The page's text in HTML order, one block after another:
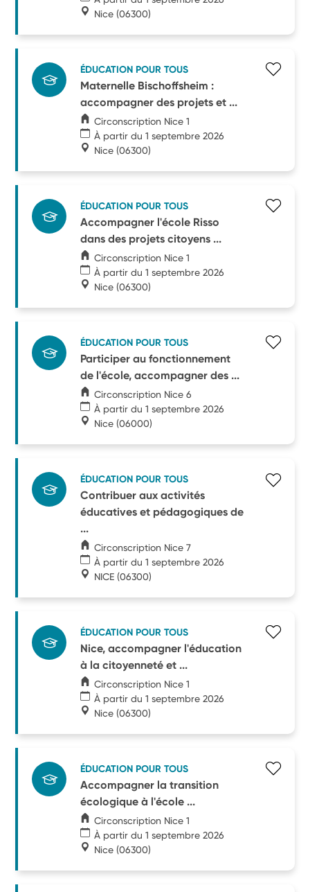
Nice (06300)
ÉDUCATION POUR TOUS
Maternelle Bischoffsheim :
accompagner des projets et ...
Circonscription Nice 1
À partir du 1 septembre 2026
Nice (06300)
ÉDUCATION POUR TOUS
Accompagner l'école Risso
dans des projets citoyens ...
Circonscription Nice 1
À partir du 1 septembre 2026
Nice (06300)
ÉDUCATION POUR TOUS
Participer au fonctionnement
de l'école, accompagner des ...
Circonscription Nice 6
À partir du 1 septembre 2026
Nice (06000)
ÉDUCATION POUR TOUS
Contribuer aux activités
éducatives et pédagogiques de
...
Circonscription Nice 7
À partir du 1 septembre 2026
NICE (06300)
ÉDUCATION POUR TOUS
Nice, accompagner l'éducation
à la citoyenneté et ...
Circonscription Nice 1
À partir du 1 septembre 2026
Nice (06300)
ÉDUCATION POUR TOUS
Accompagner la transition
écologique à l'école ...
Circonscription Nice 1
À partir du 1 septembre 2026
Nice (06300)